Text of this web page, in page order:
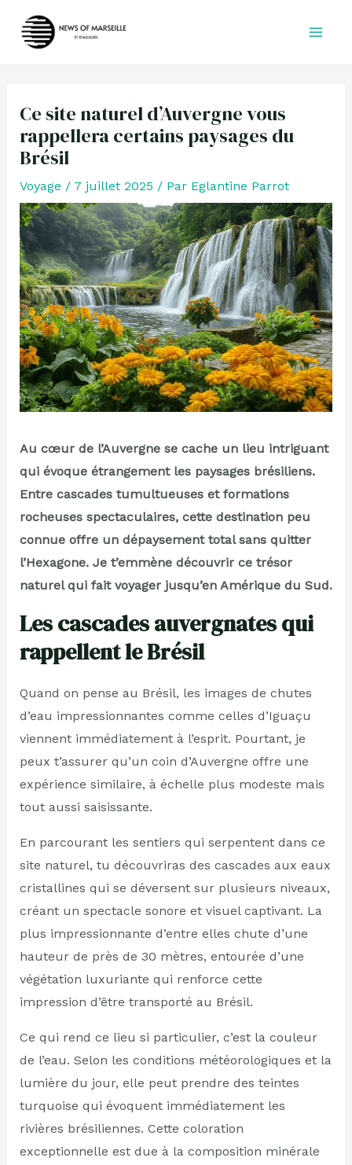
Ce site naturel d’Auvergne vous
rappellera certains paysages du
Brésil
Voyage / 7 juillet 2025 / Par Eglantine Parrot
Au cœur de l’Auvergne se cache un lieu intriguant
qui évoque étrangement les paysages brésiliens.
Entre cascades tumultueuses et formations
rocheuses spectaculaires, cette destination peu
connue offre un dépaysement total sans quitter
l’Hexagone. Je t’emmène découvrir ce trésor
naturel qui fait voyager jusqu’en Amérique du Sud.
Les cascades auvergnates qui
rappellent le Brésil
Quand on pense au Brésil, les images de chutes
d’eau impressionnantes comme celles d’Iguaçu
viennent immédiatement à l’esprit. Pourtant, je
peux t’assurer qu’un coin d’Auvergne offre une
expérience similaire, à échelle plus modeste mais
tout aussi saisissante.
En parcourant les sentiers qui serpentent dans ce
site naturel, tu découvriras des cascades aux eaux
cristallines qui se déversent sur plusieurs niveaux,
créant un spectacle sonore et visuel captivant. La
plus impressionnante d’entre elles chute d’une
hauteur de près de 30 mètres, entourée d’une
végétation luxuriante qui renforce cette
impression d’être transporté au Brésil.
Ce qui rend ce lieu si particulier, c’est la couleur
de l’eau. Selon les conditions météorologiques et la
lumière du jour, elle peut prendre des teintes
turquoise qui évoquent immédiatement les
rivières brésiliennes. Cette coloration
exceptionnelle est due à la composition minérale